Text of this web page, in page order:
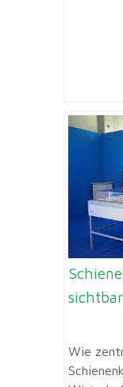
Wie